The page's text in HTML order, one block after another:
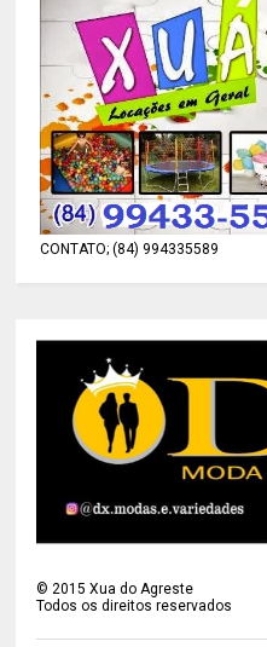
CONTATO; (84) 994335589
©2015 Xua do Agreste
Todos os direitos reservados